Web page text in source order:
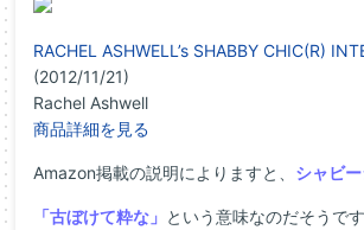
RACHEL ASHWELL’s SHABBY CHIC(R)
(2012/11/21)
Rachel Ashwell
商品詳細を見る
Amazon掲載の説明によりますと、 シャビ
「古ぼけて粋な」 という意味なのだそうで